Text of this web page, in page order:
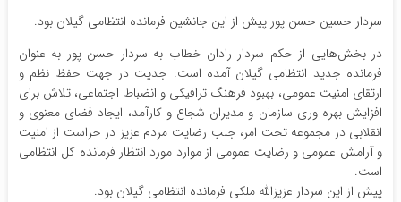
سردار حسین حسن پور پیش از این جانشین فرمانده انتظامی گیلان بود.
در بخش‌هایی از حکم سردار رادان خطاب به سردار حسن پور به عنوان
فرمانده جدید انتظامی گیلان آمده است: جدیت در جهت حفظ نظم و
ارتقای امنیت عمومی، بهبود فرهنگ ترافیکی و انضباط اجتماعی، تلاش برای
افزایش بهره وری سازمان و مدیران شجاع و کارآمد، ایجاد فضای معنوی و
انقلابی در مجموعه تحت امر، جلب رضایت مردم عزیز در حراست از امنیت
و آرامش عمومی و رضایت عمومی از موارد مورد انتظار فرمانده کل انتظامی
است.
پیش از این سردار عزیزالله ملکی فرمانده انتظامی گیلان بود.